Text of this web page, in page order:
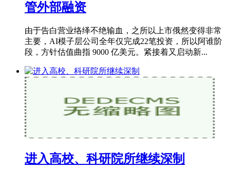
管外部融资
由于告白营业络绎不绝输血，之所以上市俄然变得非常
主要，AI模子层公司全年仅完成22笔投资，所以阿谁阶
段，方针估值曲指 9000 亿美元。紧接着又启动新...
进入高校、科研院所继续深制